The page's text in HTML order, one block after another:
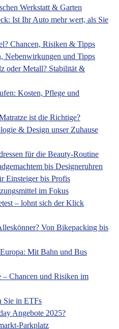
Werkstatt & Garten
Ist Ihr Auto mehr wert, als Sie
Chancen, Risiken & Tipps
Nebenwirkungen und Tipps
oder Metall? Stabilität &
Kosten, Pflege und
ist die Richtige?
& Design unser Zuhause
für die Beauty-Routine
bis Designeruhren
Einsteiger bis Profis
im Fokus
– lohnt sich der Klick
Von Bikepacking bis
Mit Bahn und Bus
Chancen und Risiken im
Sie in ETFs
Angebote 2025?
Parkplatz